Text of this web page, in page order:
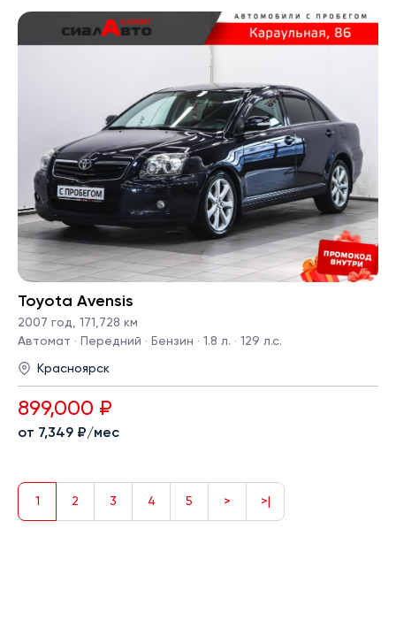
Toyota Avensis
2007 год, 171,728 км
Автомат · Передний · Бензин · 1.8 л. · 129 л.с.
Красноярск
899,000 ₽
от 7,349 ₽/мес
1 2 3 4 5 > >|